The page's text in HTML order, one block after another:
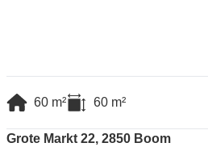
60 m² 60 m²
Grote Markt 22, 2850 Boom